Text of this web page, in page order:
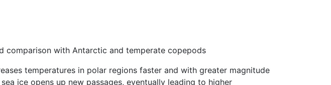
comparison with Antarctic and temperate copepods
temperatures in polar regions faster and with greater magnitude
ice opens up new passages, eventually leading to higher